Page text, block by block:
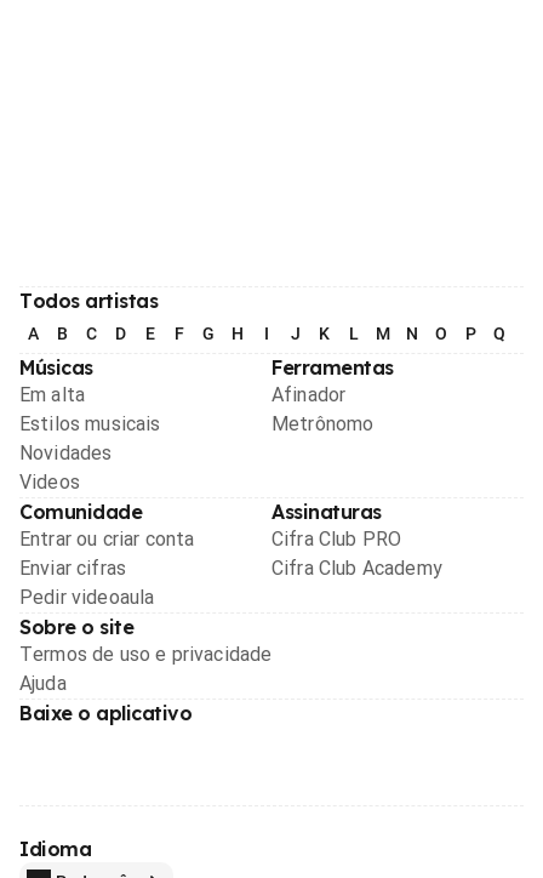
Todos artistas
A B C D E F G H I J K L M N O P Q
Músicas
Em alta
Estilos musicais
Novidades
Videos
Ferramentas
Afinador
Metrônomo
Comunidade
Entrar ou criar conta
Enviar cifras
Pedir videoaula
Assinaturas
Cifra Club PRO
Cifra Club Academy
Sobre o site
Termos de uso e privacidade
Ajuda
Baixe o aplicativo
Idioma